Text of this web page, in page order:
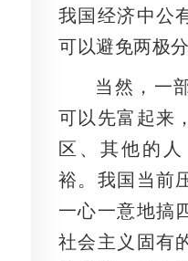
我国经济中公
可以避免两极分
当然，一
可以先富起来
区、其他的
裕。我国当前
一心一意地搞
社会主义固有